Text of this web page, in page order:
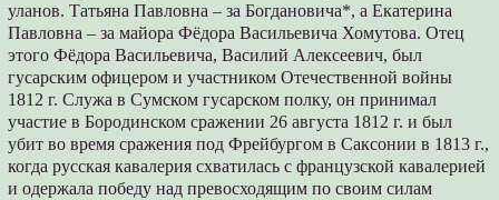
уланов. Татьяна Павловна – за Богдановича*, а Екатерина
Павловна – за майора Фёдора Васильевича Хомутова. Отец
этого Фёдора Васильевича, Василий Алексеевич, был
гусарским офицером и участником Отечественной войны
1812 г. Служа в Сумском гусарском полку, он принимал
участие в Бородинском сражении 26 августа 1812 г. и был
убит во время сражения под Фрейбургом в Саксонии в 1813 г.,
когда русская кавалерия схватилась с французской кавалерией
и одержала победу над превосходящим по своим силам